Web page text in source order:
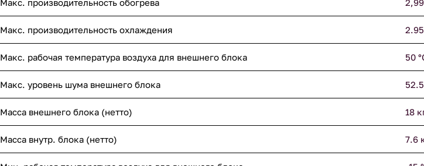
Макс. производительность обогрева
Макс. производительность охлаждения
Макс. рабочая температура воздуха для внешнего блока 50
Макс. уровень шума внешнего блока
Масса внешнего блока (нетто) 18
Масса внутр. блока (нетто) 7.6